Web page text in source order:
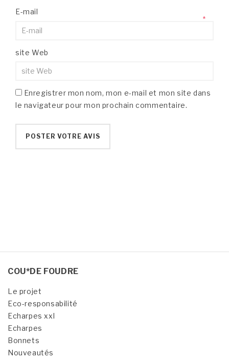
E-mail
*
site Web
Enregistrer mon nom, mon e-mail et mon site dans
le navigateur pour mon prochain commentaire.
COU*DE FOUDRE
Le projet
Eco-responsabilité
Echarpes xxl
Echarpes
Bonnets
Nouveautés